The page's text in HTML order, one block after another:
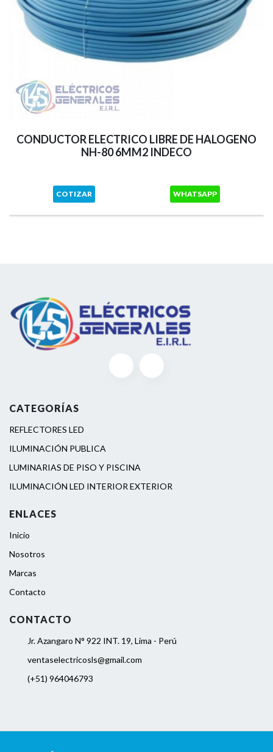
CONDUCTOR ELECTRICO LIBRE DE HALOGENO
NH-80 6MM2 INDECO
COTIZAR WHATSAPP
CATEGORÍAS
REFLECTORES LED
ILUMINACIÓN PUBLICA
LUMINARIAS DE PISO Y PISCINA
ILUMINACIÓN LED INTERIOR EXTERIOR
ENLACES
Inicio
Nosotros
Marcas
Contacto
CONTACTO
Jr. Azangaro N° 922 INT. 19, Lima - Perú
ventaselectricosls@gmail.com
(+51) 964046793